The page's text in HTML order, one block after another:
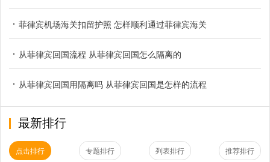
菲律宾机场海关扣留护照 怎样顺利通过菲律宾海关
从菲律宾回国流程 从菲律宾回国怎么隔离的
从菲律宾回国用隔离吗 从菲律宾回国是怎样的流程
最新排行
点击排行 专题排行 列表排行 推荐排行